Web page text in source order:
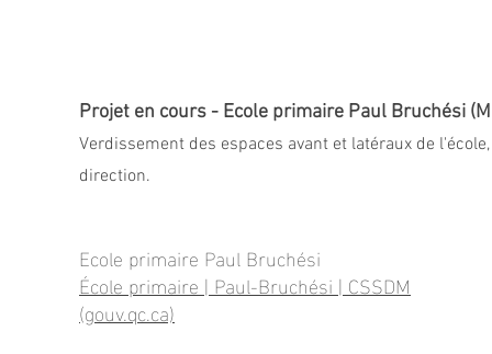
Projet en cours - Ecole primaire Paul Bruchési
Verdissement des espaces avant et latéraux de
direction.
Ecole primaire Paul Bruchési
École primaire | Paul-Bruchési | CSSDM
(gouv.qc.ca)